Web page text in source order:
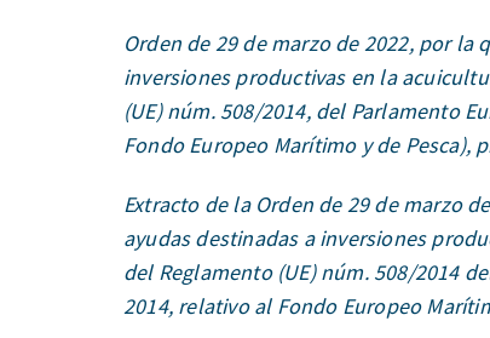
Orden de 29 de marzo de 2022, por la
inversiones productivas en la
(UE) núm. 508/2014, del Parlamento
Fondo Europeo Marítimo y de Pesca),
Extracto de la Orden de 29 de marzo
ayudas destinadas a inversiones
del Reglamento (UE) núm. 508/2014
2014, relativo al Fondo Europeo